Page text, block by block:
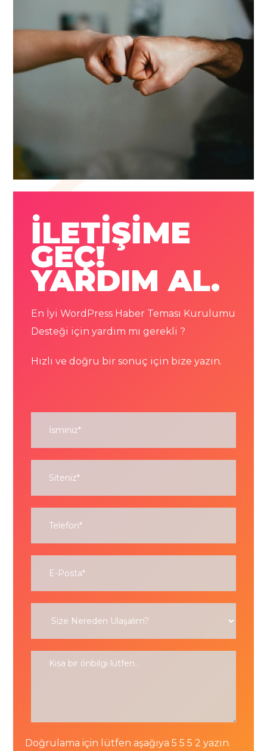
İLETİŞİME
GEÇ!
YARDIM AL.
En İyi WordPress Haber Teması Kurulumu
Desteği için yardım mı gerekli ?
Hızlı ve doğru bir sonuç için bize yazın.
Doğrulama için lütfen aşağıya 5 5 5 2 yazın.